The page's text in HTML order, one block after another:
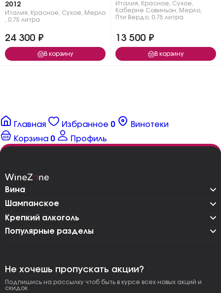
2012
Италия Красное Сухое
Мерло
0.75 литра
24 300 ₽
В корзину
Италия Красное Сухое
Каберне Совиньон
Мерло
Пти Вердо 0.75 литра
13 500 ₽
В корзину
Главная Избранное 0
Винотеки
Корзина 0 Профиль
Вина
Шампанское
Крепкий алкоголь
Популярные разделы
Не хочешь пропускать акции?
Подпишись на рассылку чтоб быть в курсе всех новых акций и
скидок